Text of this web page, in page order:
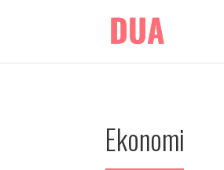
Ekonomi